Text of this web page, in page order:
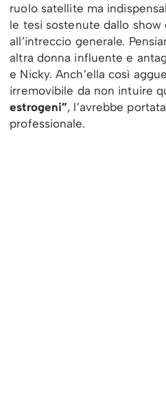
ruolo satellite ma
le tesi sostenute dallo show
all’intreccio generale.
altra donna influente e
e Nicky. Anch’ella così
irremovibile da non intuire
estrogeni”, l’avrebbe
professionale.